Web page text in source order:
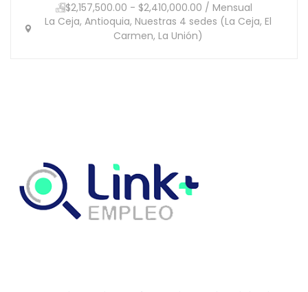
$2,157,500.00 - $2,410,000.00 / Mensual
La Ceja, Antioquia, Nuestras 4 sedes (La Ceja, El
Carmen, La Unión)